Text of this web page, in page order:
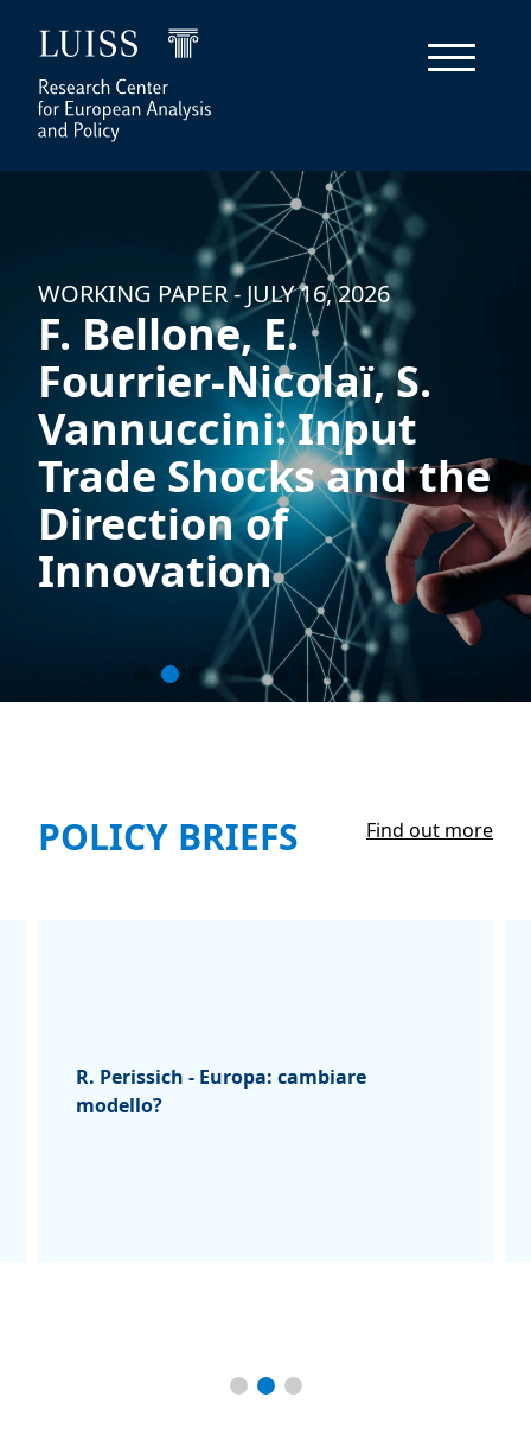
WORKING PAPER - JULY 16, 2026
F. Bellone, E.
Fourrier-Nicolaï, S.
Vannuccini: Input
Trade Shocks and the
Direction of
Innovation
POLICY BRIEFS Find out more
R. Perissich - Europa: cambiare
modello?